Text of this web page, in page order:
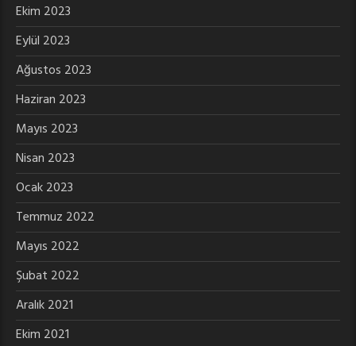
Ekim 2023
Eylül 2023
Ağustos 2023
Haziran 2023
Mayıs 2023
Nisan 2023
Ocak 2023
Temmuz 2022
Mayıs 2022
Şubat 2022
Aralık 2021
Ekim 2021